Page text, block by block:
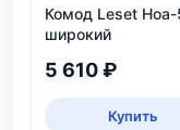
Комод Leset Ноа-
широкий
5 610 ₽
Купить